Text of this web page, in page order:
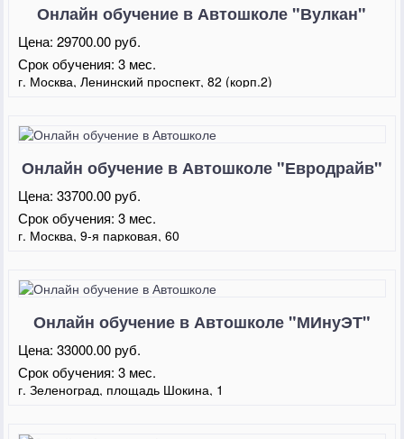
Онлайн обучение в Автошколе "Вулкан"
Цена:29700.00 руб.
Срок обучения:3 мес.
г. Москва, Ленинский проспект, 82 (корп.2)
Онлайн обучение в Автошколе "Евродрайв"
Цена:33700.00 руб.
Срок обучения:3 мес.
г. Москва, 9-я парковая, 60
Онлайн обучение в Автошколе "МИнуЭТ"
Цена:33000.00 руб.
Срок обучения:3 мес.
г. Зеленоград, площадь Шокина, 1